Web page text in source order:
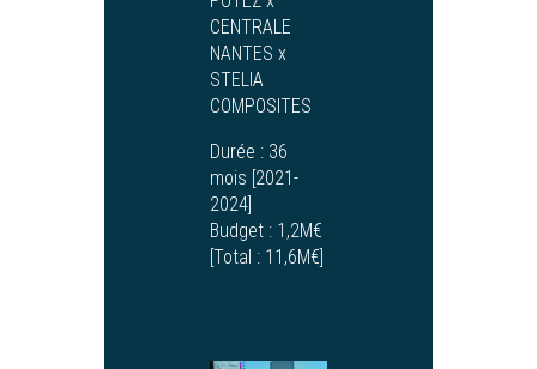
CENTRALE
NANTES x
STELIA
COMPOSITES
Durée : 36
mois [2021-
2024]
Budget : 1,2M€
[Total : 11,6M€]